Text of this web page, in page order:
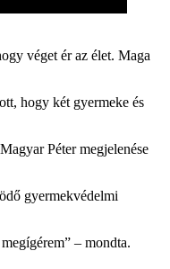
véget ér az élet. Maga
hogy két gyermeke és
Péter megjelenése
gyermekvédelmi
– mondta.